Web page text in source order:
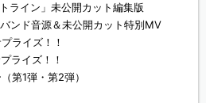
ライン」未公開カット編集版
ンド音源＆未公開カット特別MV
ライズ！！
ライズ！！
第1弾・第2弾）